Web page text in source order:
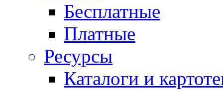
Бесплатные
Платные
Ресурсы
Каталоги и